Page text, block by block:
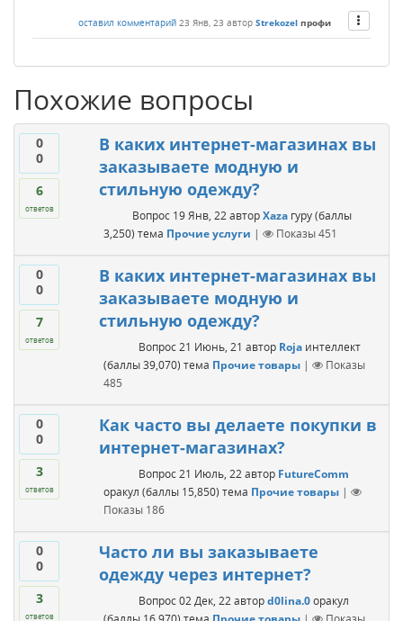
оставил комментарий 23 Янв, 23 автор Strekozel профи
Похожие вопросы
0
0
6
ответов
В каких интернет-магазинах вы
заказываете модную и
стильную одежду?
Вопрос 19 Янв, 22 авторXaza гуру (баллы
3,250) тема Прочие услуги | Показы451
0
0
7
ответов
В каких интернет-магазинах вы
заказываете модную и
стильную одежду?
Вопрос 21 Июнь, 21 автор Roja интеллект
(баллы39,070) тема Прочие товары |
Показы
485
0
0
3
ответов
Как часто вы делаете покупки в
интернет-магазинах?
Вопрос 21 Июль, 22 автор FutureComm
оракул (баллы 15,850) тема Прочие товары |
Показы 186
0
0
3
ответов
Часто ли вы заказываете
одежду через интернет?
Вопрос 02 Дек, 22 авторd0lina.0 оракул